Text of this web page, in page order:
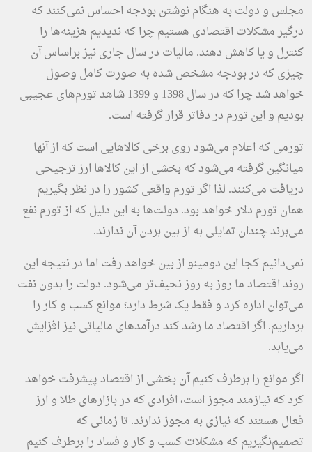
مجلس و دولت به هنگام نوشتن بودجه احساس نمی‌کنند که
درگیر مشکلات اقتصادی هستیم چرا که ندیدیم هزینه‌ها را
کنترل و یا کاهش دهند. مالیات در سال جاری نیز براساس آن
چیزی که در بودجه مشخص شده به صورت کامل وصول
خواهد شد چرا که در سال 1398 و 1399 شاهد تورم‌های عجیبی
بودیم و این تورم در دفاتر قرار گرفته است.
تورمی که اعلام می‌شود روی برخی کالاهایی است که از آنها
میانگین گرفته می‌شود که بخشی از این کالاها ارز ترجیحی
دریافت می‌کنند. لذا اگر تورم واقعی کشور را در نظر بگیریم
همان تورم دلار خواهد بود. دولت‌ها به این دلیل که از تورم نفع
می‌برند چندان تمایلی به از بین بردن آن ندارند.
نمی‌دانیم کجا این دومینو از بین خواهد رفت اما در نتیجه این
روند اقتصاد ما روز به روز نحیف‌تر می‌شود. دولت را بدون نفت
می‌توان اداره کرد و فقط یک شرط دارد؛ موانع کسب و کار را
برداریم. اگر اقتصاد ما رشد کند درآمدهای مالیاتی نیز افزایش
می‌یابد.
اگر موانع را برطرف کنیم آن بخشی از اقتصاد پیشرفت خواهد
کرد که نیازمند مجوز است، افرادی که در بازارهای طلا و ارز
فعال هستند که نیازی به مجوز ندارند. تا زمانی که
تصمیم‌نگیریم که مشکلات کسب و کار و فساد را برطرف کنیم